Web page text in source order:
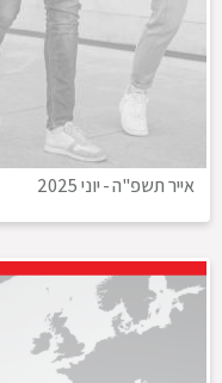
אייר תשפ"ה-יוני 2025